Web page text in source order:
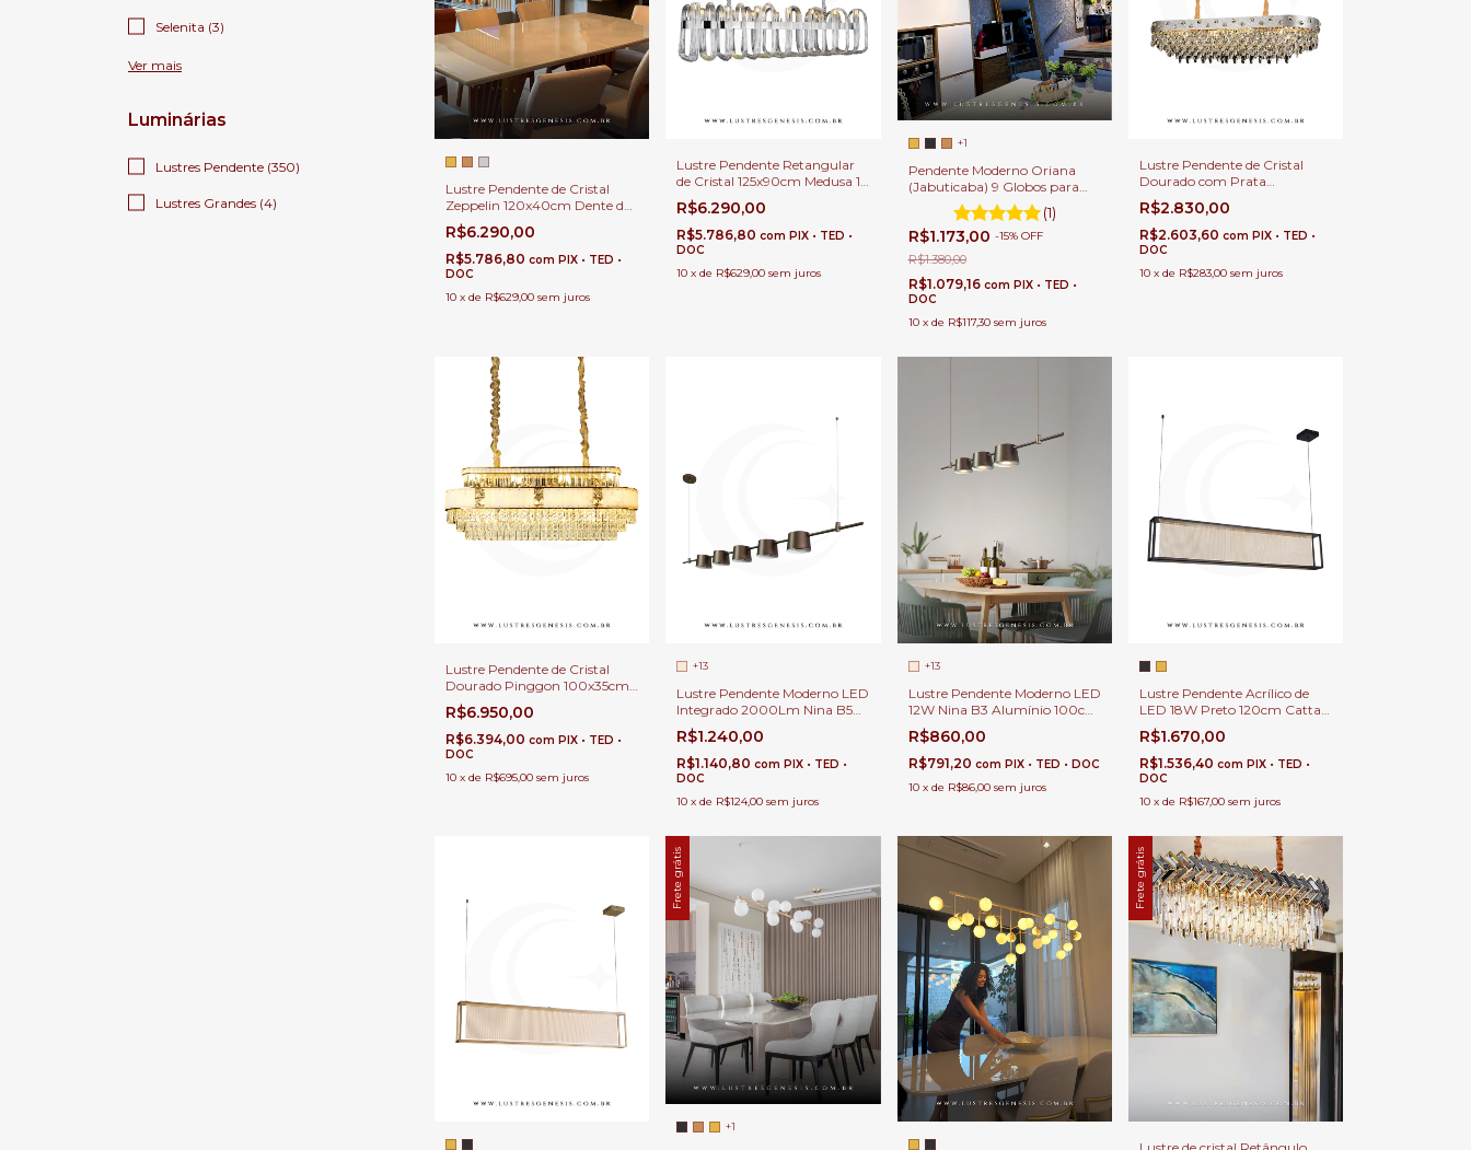
Selenita (3)
Ver mais
Luminárias
Lustres Pendente (350)
Lustres Grandes (4)
Lustre Pendente de Cristal
Zeppelin 120x40cm Dente de
Leão Para Salas de Jantar
R$6.290,00
R$5.786,80 com PIX • TED •
DOC
10 x de R$629,00 sem juros
Lustre Pendente Retangular
de Cristal 125x90cm Medusa 14
Braços G9 Para Mesa de
Jantar Grande
R$6.290,00
R$5.786,80com PIX • TED •
DOC
10 xde R$629,00 sem juros
+1
Pendente Moderno Oriana
(Jabuticaba) 9 Globos para
Sala de Jantar e Ambientes
Gourmet
(1)
R$1.173,00 -15% OFF
R$1.380,00
R$1.079,16 com PIX • TED •
DOC
10 x de R$117,30 sem juros
Lustre Pendente de Cristal
Dourado com Prata
Retangular 100x31cm Bolty
com Lâmpada E-14 Para Sala
de Jantar
R$2.830,00
R$2.603,60 com PIX • TED •
DOC
10 x de R$283,00 sem juros
Lustre Pendente de Cristal
Dourado Pinggon 100x35cm
18x Lâmpadas E-14 Para Mesa
Grande de Jantar
R$6.950,00
R$6.394,00 com PIX • TED •
DOC
10 x de R$695,00 sem juros
+13
Lustre Pendente Moderno LED
Integrado 2000Lm Nina B5
Alumínio 140cm Para Balcão
de Cozinha e Sala de Jantar
R$1.240,00
R$1.140,80com PIX • TED •
DOC
10 xde R$124,00 sem juros
+13
Lustre Pendente Moderno LED
12W Nina B3 Alumínio 100cm
Lustre Para Balcão de
Cozinha, Sala de Jantar e
Estar
R$860,00
R$791,20 com PIX • TED • DOC
10 x de R$86,00 sem juros
Lustre Pendente Acrílico de
LED 18W Preto 120cm Catta
Moderno Para Sala de Jantar,
Estar e Escritórios
R$1.670,00
R$1.536,40 com PIX • TED •
DOC
10 x de R$167,00 sem juros
Frete grátis
+1
Frete grátis